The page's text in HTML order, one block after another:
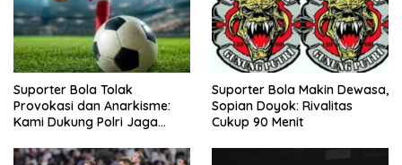
Suporter Bola Tolak
Provokasi dan Anarkisme:
Kami Dukung Polri Jaga
Suporter Bola Makin Dewasa,
Sopian Doyok: Rivalitas
Cukup 90 Menit